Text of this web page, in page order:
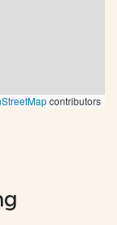
contributors